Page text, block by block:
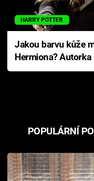
HARRY POTTER
Jakou barvu kůže
Hermiona? Autorka
Pottera přišla s
POPULÁRNÍ